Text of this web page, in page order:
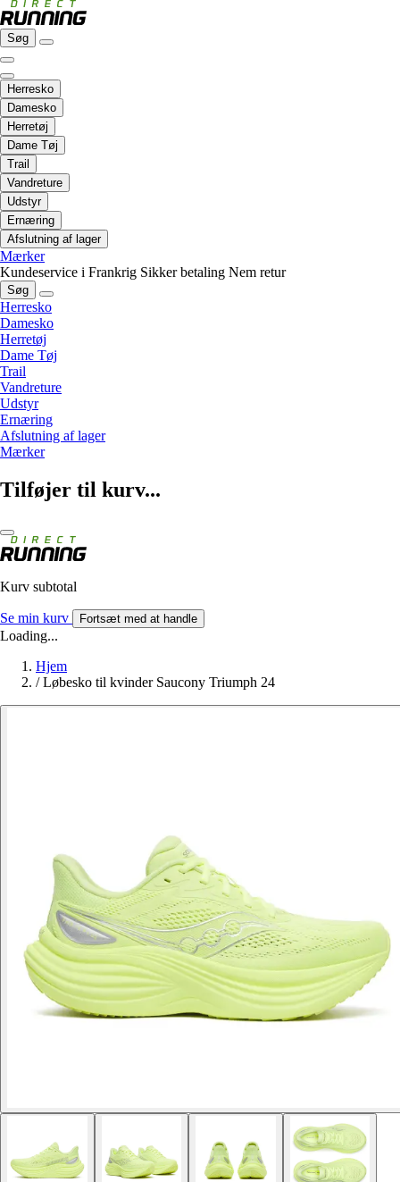
Søg
Herresko
Damesko
Herretøj
Dame Tøj
Trail
Vandreture
Udstyr
Ernæring
Afslutning af lager
Mærker
Kundeservice i Frankrig Sikker betaling Nem retur
Søg
Herresko
Damesko
Herretøj
Dame Tøj
Trail
Vandreture
Udstyr
Ernæring
Afslutning af lager
Mærker
Tilføjer til kurv...
Kurv subtotal
Se min kurv Fortsæt med at handle
Loading...
Hjem
/ Løbesko til kvinder Saucony Triumph 24